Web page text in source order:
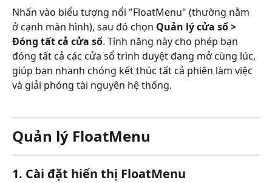
Nhấn vào biểu tượng nổi "FloatMenu" (thường nằm
ở cạnh màn hình), sau đó chọn Quản lý cửa sổ >
Đóng tất cả cửa sổ. Tính năng này cho phép bạn
đóng tất cả các cửa sổ trình duyệt đang mở cùng lúc,
giúp bạn nhanh chóng kết thúc tất cả phiên làm việc
và giải phóng tài nguyên hệ thống.
Quản lý FloatMenu
1. Cài đặt hiển thị FloatMenu